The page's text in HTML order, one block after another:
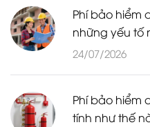
Phí bảo hiểm
những yếu tố
24/07/2026
Phí bảo hiểm
tính như thế